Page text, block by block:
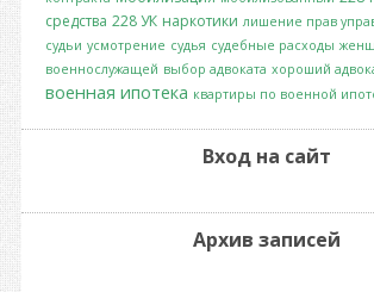
средства 228 УК наркотики лишение прав
судьи усмотрение судья судебные расходы
военнослужащей выбор адвоката хороший
военная ипотека квартиры по военной
Вход на сайт
Архив записей